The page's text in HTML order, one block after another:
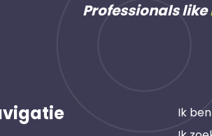
Professionals like
Ik